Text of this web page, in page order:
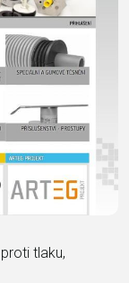
tlaku,